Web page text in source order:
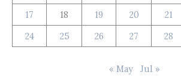
17
18 19 20 21
24
25 26 27 28
« May Jul »